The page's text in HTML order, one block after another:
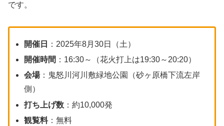
です。
開催日
：2025年8月30日（土）
開催時間 ：16:30～（花火打上は19:30～20:20）
会場：鬼怒川河川敷緑地公園（砂ヶ原橋下流左岸
側）
打ち上げ数 ：約10,000発
観覧料：無料